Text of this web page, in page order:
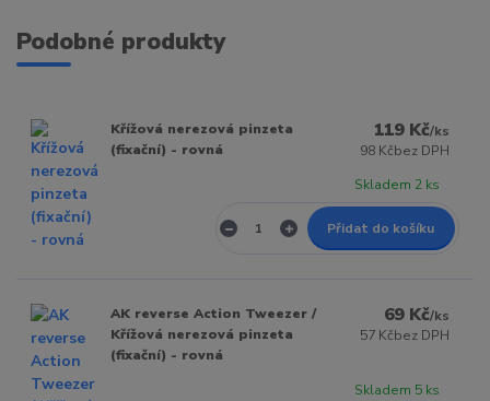
Podobné produkty
Křížová nerezová pinzeta
(fixační) - rovná
119 Kč/ks
98 Kčbez DPH
Skladem 2 ks
Přidat do košíku
AK reverse Action Tweezer /
Křížová nerezová pinzeta
(fixační) - rovná
69 Kč/ks
57 Kčbez DPH
Skladem 5 ks